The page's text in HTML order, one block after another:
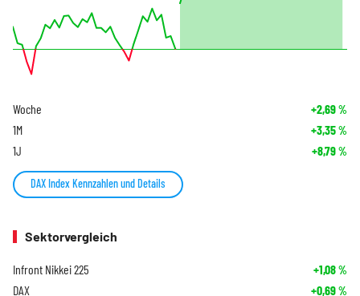
Woche +2,69%
1M +3,35%
1J +8,79%
DAX Index Kennzahlen und Details
Sektorvergleich
Infront Nikkei 225 +1,08%
DAX +0,69%